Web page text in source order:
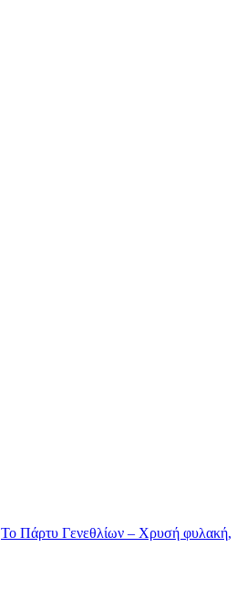
Το Πάρτυ Γενεθλίων – Χρυσή φυλακή,